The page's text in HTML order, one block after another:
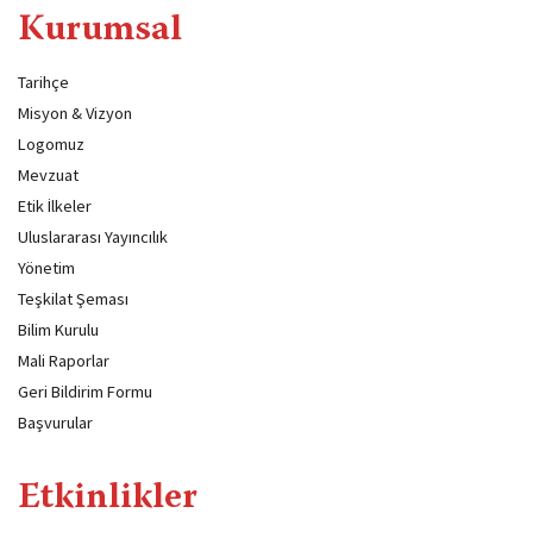
Kurumsal
Tarihçe
Misyon & Vizyon
Logomuz
Mevzuat
Etik İlkeler
Uluslararası Yayıncılık
Yönetim
Teşkilat Şeması
Bilim Kurulu
Mali Raporlar
Geri Bildirim Formu
Başvurular
Etkinlikler